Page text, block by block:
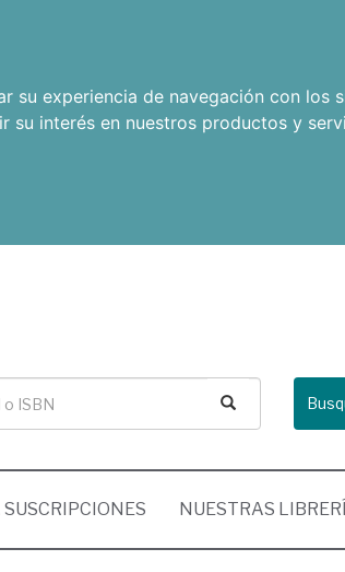
experiencia de navegación con los
su interés en nuestros productos y
SUSCRIPCIONES NUESTRAS